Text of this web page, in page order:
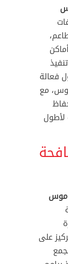
فعالة
مع
لأطول
على